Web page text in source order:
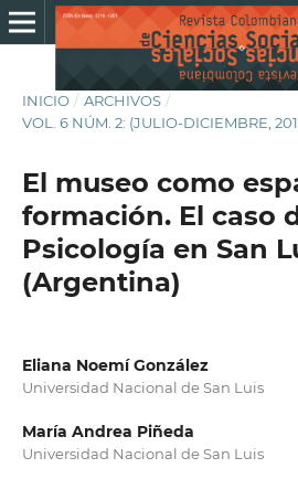
INICIO / ARCHIVOS /
VOL. 6 NÚM. 2: (JULIO-DICIEMBRE,
El museo como
formación. El caso
Psicología en San
(Argentina)
Eliana Noemí González
Universidad Nacional de San Luis
María Andrea Piñeda
Universidad Nacional de San Luis